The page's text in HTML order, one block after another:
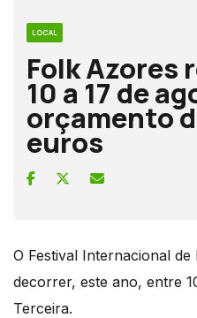
LOCAL
Folk Azores
10 a 17 de
orçamento
euros
O Festival Internacional
decorrer, este ano, entre
Terceira.